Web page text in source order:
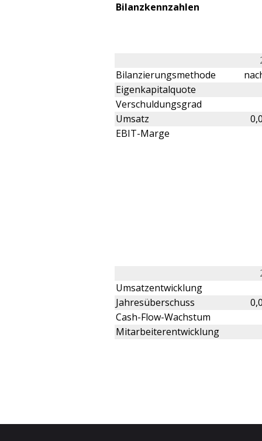
Bilanzkennzahlen
Bilanzierungsmethode
Eigenkapitalquote
Verschuldungsgrad
Umsatz
EBIT-Marge
Umsatzentwicklung
Jahresüberschuss
Cash-Flow-Wachstum
Mitarbeiterentwicklung